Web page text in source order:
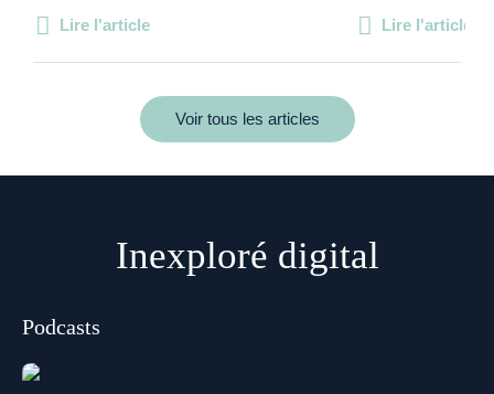
Lire l'article Lire l'article
Voir tous les articles
Inexploré digital
Podcasts